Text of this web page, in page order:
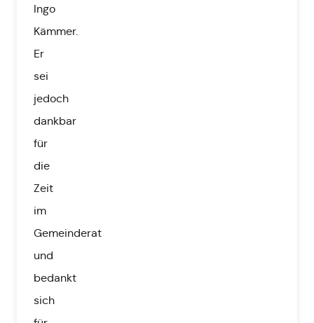
Ingo
Kämmer.
Er
sei
jedoch
dankbar
für
die
Zeit
im
Gemeinderat
und
bedankt
sich